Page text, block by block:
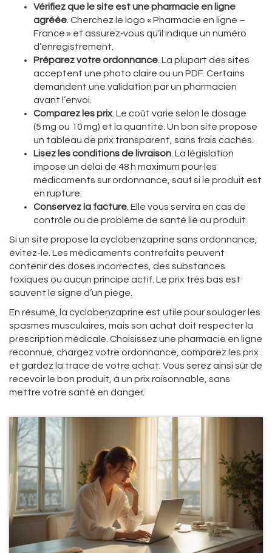
Vérifiez que le site est une pharmacie en ligne
agréée . Cherchez le logo « Pharmacie en ligne –
France » et assurez‑vous qu’il indique un numéro
d’enregistrement.
Préparez votre ordonnance . La plupart des sites
acceptent une photo claire ou un PDF. Certains
demandent une validation par un pharmacien
avant l’envoi.
Comparez les prix. Le coût varie selon le dosage
(5 mg ou 10 mg) et la quantité. Un bon site propose
un tableau de prix transparent, sans frais cachés.
Lisez les conditions de livraison . La législation
impose un délai de 48 h maximum pour les
médicaments sur ordonnance, sauf si le produit est
en rupture.
Conservez la facture . Elle vous servira en cas de
contrôle ou de problème de santé lié au produit.
Si un site propose la cyclobenzaprine sans ordonnance,
évitez-le. Les médicaments contrefaits peuvent
contenir des doses incorrectes, des substances
toxiques ou aucun principe actif. Le prix très bas est
souvent le signe d’un piège.
En résumé, la cyclobenzaprine est utile pour soulager les
spasmes musculaires, mais son achat doit respecter la
prescription médicale. Choisissez une pharmacie en ligne
reconnue, chargez votre ordonnance, comparez les prix
et gardez la trace de votre achat. Vous serez ainsi sûr de
recevoir le bon produit, à un prix raisonnable, sans
mettre votre santé en danger.